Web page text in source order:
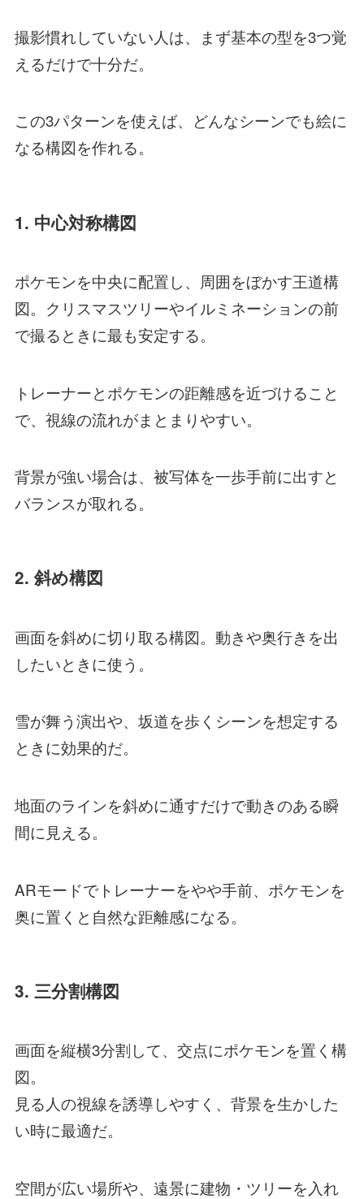
撮影慣れしていない人は、まず基本の型を3つ覚
えるだけで十分だ。
この3パターンを使えば、どんなシーンでも絵に
なる構図を作れる。
1. 中心対称構図
ポケモンを中央に配置し、周囲をぼかす王道構
図。クリスマスツリーやイルミネーションの前
で撮るときに最も安定する。
トレーナーとポケモンの距離感を近づけること
で、視線の流れがまとまりやすい。
背景が強い場合は、被写体を一歩手前に出すと
バランスが取れる。
2. 斜め構図
画面を斜めに切り取る構図。動きや奥行きを出
したいときに使う。
雪が舞う演出や、坂道を歩くシーンを想定する
ときに効果的だ。
地面のラインを斜めに通すだけで動きのある瞬
間に見える。
ARモードでトレーナーをやや手前、ポケモンを
奥に置くと自然な距離感になる。
3. 三分割構図
画面を縦横3分割して、交点にポケモンを置く構
図。
見る人の視線を誘導しやすく、背景を生かした
い時に最適だ。
空間が広い場所や、遠景に建物・ツリーを入れ